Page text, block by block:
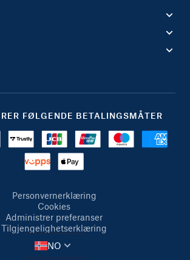
FØLGENDE BETALINGSMÅTER
Personvernerklæring
Cookies
Administrer preferanser
Tilgjengelighetserklæring
NO